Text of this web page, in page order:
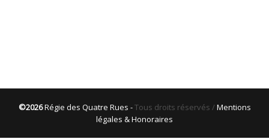
©2026Régie des Quatre Rues -Tous droits réservés /Mentions
légales & Honoraires